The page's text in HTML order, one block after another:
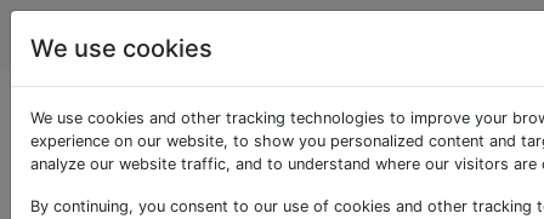
Android
Questions marquées
«bluestacks»
We use cookies
We use cookies and other tracking technologies to improve your
experience on our website, to show you personalized content and
analyze our website traffic, and to understand where our visitors are
By continuing, you consent to our use of cookies and other tracking